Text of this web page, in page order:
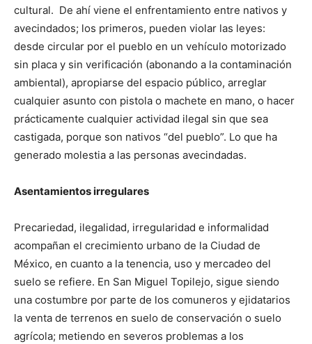
cultural. De ahí viene el enfrentamiento entre nativos y
avecindados; los primeros, pueden violar las leyes:
desde circular por el pueblo en un vehículo motorizado
sin placa y sin verificación (abonando a la contaminación
ambiental), apropiarse del espacio público, arreglar
cualquier asunto con pistola o machete en mano, o hacer
prácticamente cualquier actividad ilegal sin que sea
castigada, porque son nativos “del pueblo”. Lo que ha
generado molestia a las personas avecindadas.
Asentamientos irregulares
Precariedad, ilegalidad, irregularidad e informalidad
acompañan el crecimiento urbano de la Ciudad de
México, en cuanto a la tenencia, uso y mercadeo del
suelo se refiere. En San Miguel Topilejo, sigue siendo
una costumbre por parte de los comuneros y ejidatarios
la venta de terrenos en suelo de conservación o suelo
agrícola; metiendo en severos problemas a los